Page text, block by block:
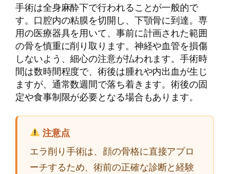
手術は全身麻酔下で行われることが一般的で
す。口腔内の粘膜を切開し、下顎骨に到達。専
用の医療器具を用いて、事前に計画された範囲
の骨を慎重に削り取ります。神経や血管を損傷
しないよう、細心の注意が払われます。手術時
間は数時間程度で、術後は腫れや内出血が生じ
ますが、通常数週間で落ち着きます。術後の固
定や食事制限が必要となる場合もあります。
注意点
エラ削り手術は、顔の骨格に直接アプロ
ーチするため、術前の正確な診断と経験